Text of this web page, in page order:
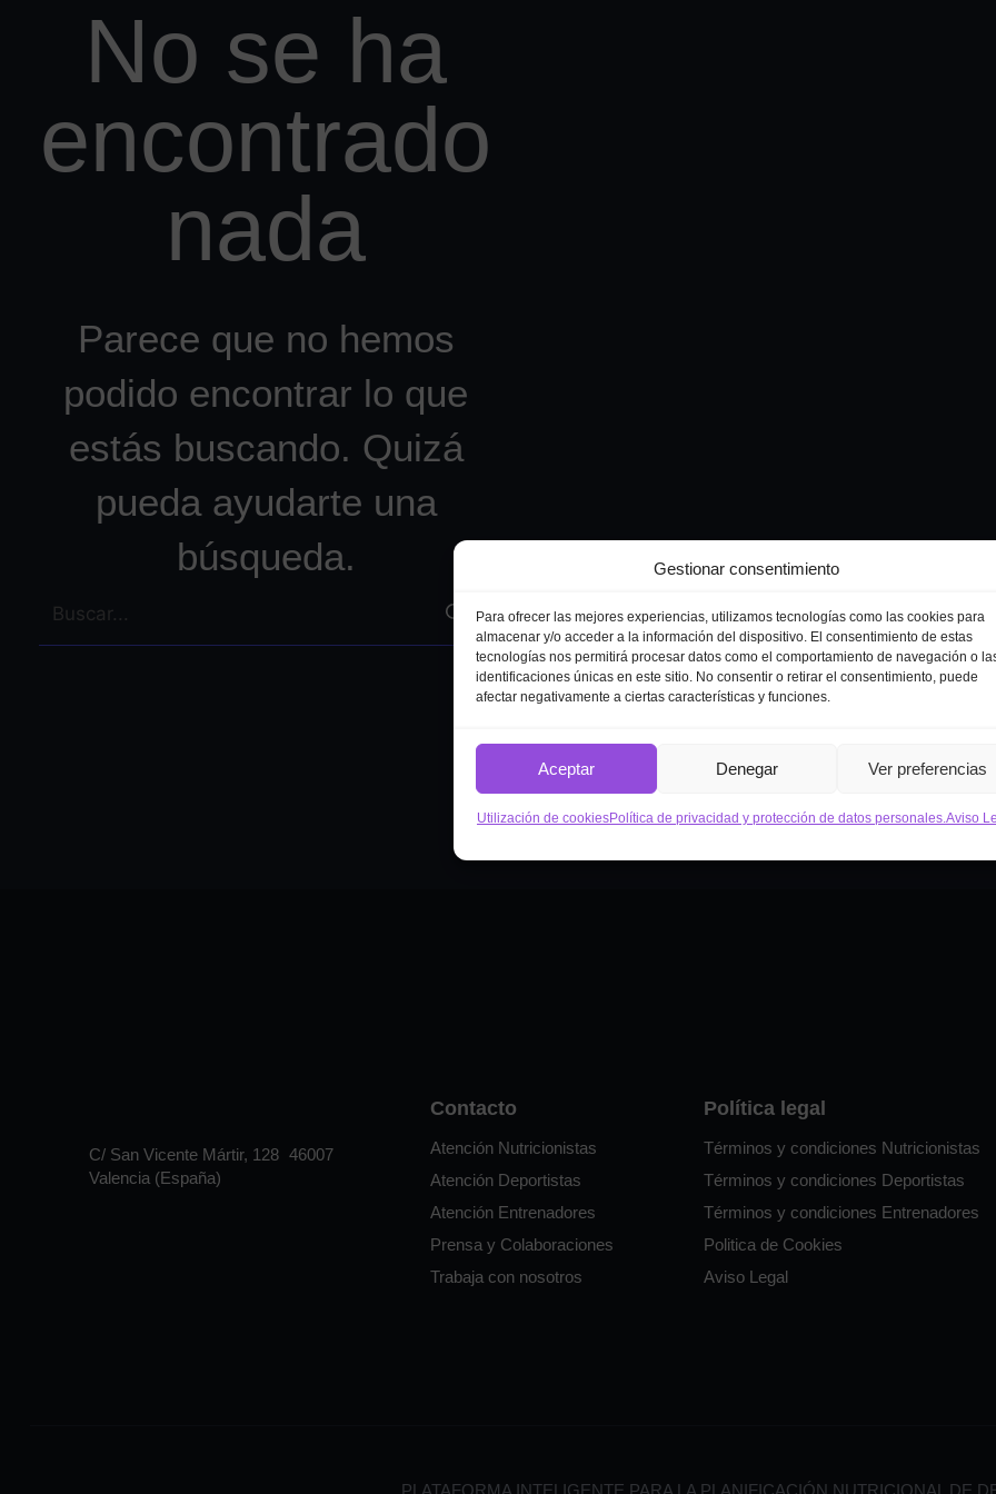
Gestionar consentimiento
Para ofrecer las mejores experiencias, utilizamos tecnologías como las cookies para
almacenar y/o acceder a la información del dispositivo. El consentimiento de estas
tecnologías nos permitirá procesar datos como el comportamiento de navegación o
identificaciones únicas en este sitio. No consentir o retirar el consentimiento, puede
afectar negativamente a ciertas características y funciones.
Aceptar Denegar Ver preferencias
Utilización de cookiesPolítica de privacidad y protección de datos personales.Aviso
No se ha
encontrado
nada
Parece que no hemos
podido encontrar lo que
estás buscando. Quizá
pueda ayudarte una
búsqueda.
C/ San Vicente Mártir, 128 46007
Valencia (España)
Contacto
Atención Nutricionistas
Atención Deportistas
Atención Entrenadores
Prensa y Colaboraciones
Trabaja con nosotros
Política legal
Términos y condiciones Nutricionistas
Términos y condiciones Deportistas
Términos y condiciones Entrenadores
Politica de Cookies
Aviso Legal
PLATAFORMA INTELIGENTE PARA LA PLANIFICACIÓN NUTRICIONAL DE